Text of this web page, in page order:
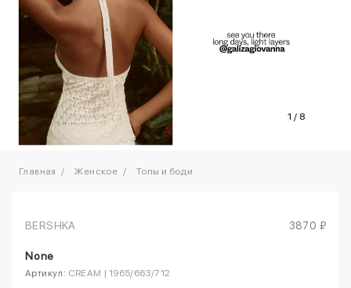
1 / 8
Главная Женское Топы и боди
BERSHKA 3870 ₽
None
Артикул: CREAM | 1965/663/712